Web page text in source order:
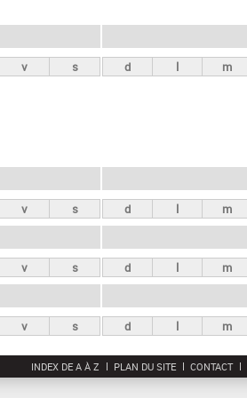
r
c
v s d l m
v s d l m
v s d l m
v s d l m
INDEX DE A À Z PLAN DU SITE CONTACT